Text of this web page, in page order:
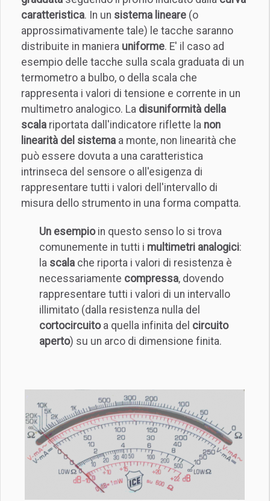
caratteristica. In un sistema lineare (o
approssimativamente tale) le tacche saranno
distribuite in maniera uniforme. E' il caso ad
esempio delle tacche sulla scala graduata di un
termometro a bulbo, o della scala che
rappresenta i valori di tensione e corrente in un
multimetro analogico. La disuniformità della
scala riportata dall'indicatore riflette la non
linearità del sistema a monte, non linearità che
può essere dovuta a una caratteristica
intrinseca del sensore o all'esigenza di
rappresentare tutti i valori dell'intervallo di
misura dello strumento in una forma compatta.
Un esempioin questo senso lo si trova
comunemente in tutti i multimetri analogici:
la scala che riporta i valori di resistenza è
necessariamente compressa, dovendo
rappresentare tutti i valori di un intervallo
illimitato (dalla resistenza nulla del
cortocircuito a quella infinita del circuito
aperto) su un arco di dimensione finita.